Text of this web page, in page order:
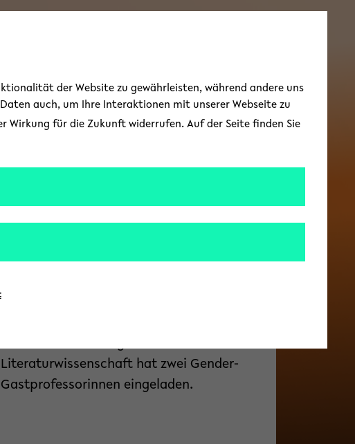
Literaturwissenschaft hat zwei Gender-
Gastprofessorinnen eingeladen.
der Website zu gewährleisten, während andere uns
auch, um Ihre Interaktionen mit unserer Webseite zu
Wirkung für die Zukunft widerrufen. Auf der Seite finden Sie